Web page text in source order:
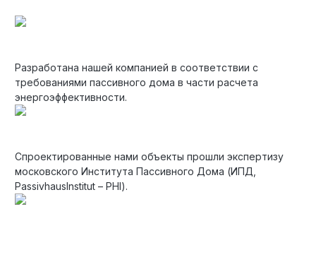
Разработана нашей компанией в соответствии с
требованиями пассивного дома в части расчета
энергоэффективности.
Спроектированные нами объекты прошли экспертизу
московского Института Пассивного Дома (ИПД,
PassivhausInstitut – PHI).